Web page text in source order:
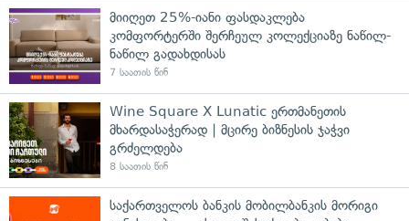
მიიღეთ 25%-იანი ფასდაკლება
კომფორტერში შერჩეულ კოლექციაზე ნაწილ-
ნაწილ გადახდისას
7 საათის წინ
Wine Square X Lunatic ერთმანეთის
მხარდასაჭერად | მცირე ბიზნესის ჯაჭვი
გრძელდება
8 საათის წინ
საქართველოს ბანკის მობილბანკის მორიგი